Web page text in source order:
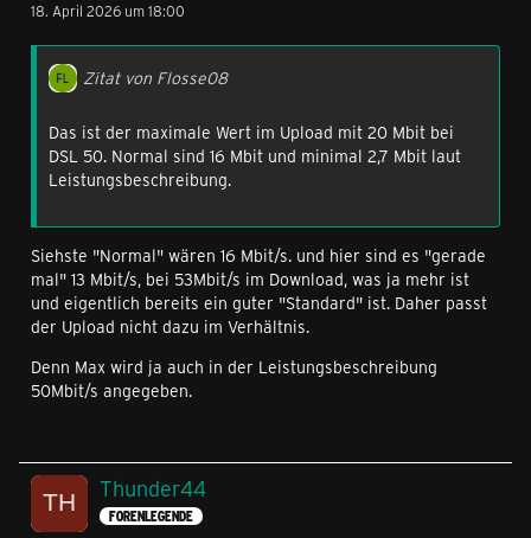
18. April 2026 um 18:00
Zitat von Flosse08
Das ist der maximale Wert im Upload mit 20 Mbit bei
DSL 50. Normal sind 16 Mbit und minimal 2,7 Mbit laut
Leistungsbeschreibung.
Siehste "Normal" wären 16 Mbit/s. und hier sind es "gerade
mal" 13 Mbit/s, bei 53Mbit/s im Download, was ja mehr ist
und eigentlich bereits ein guter "Standard" ist. Daher passt
der Upload nicht dazu im Verhältnis.
Denn Max wird ja auch in der Leistungsbeschreibung
50Mbit/s angegeben.
Thunder44
FORENLEGENDE